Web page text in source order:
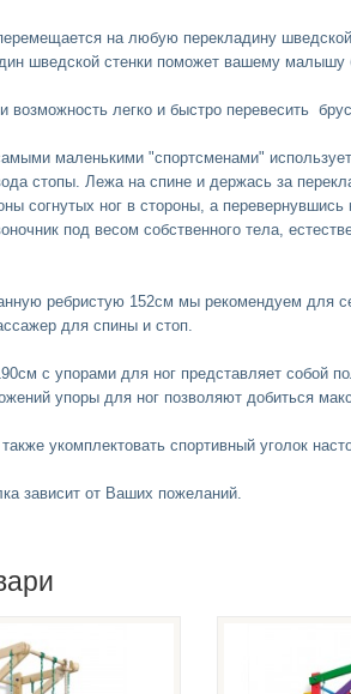
на любую перекладину
шведской стенки поможет вашему малышу
возможность легко и быстро перевесить
маленькими "спортсменами"
стопы. Лежа на спине и держась за
согнутых ног в стороны, а
под весом собственного тела,
ребристую 152см мы рекомендуем для
для спины и стоп.
с упорами для ног представляет собой
упоры для ног позволяют добиться
укомплектовать спортивный уголок
зависит от Ваших пожеланий.